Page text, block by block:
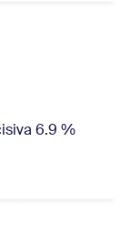
6.9 %